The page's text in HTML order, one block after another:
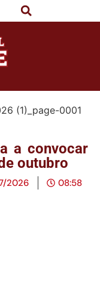
a convocar
outubro
2026 08:58